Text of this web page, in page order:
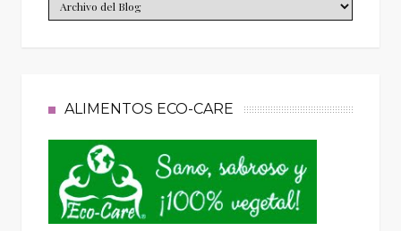
ALIMENTOS ECO-CARE